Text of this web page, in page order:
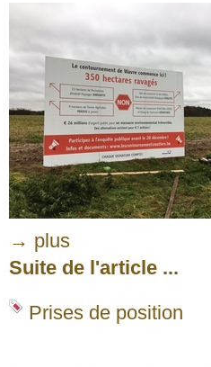
→ plus
Suite de l'article ...
Prises de position